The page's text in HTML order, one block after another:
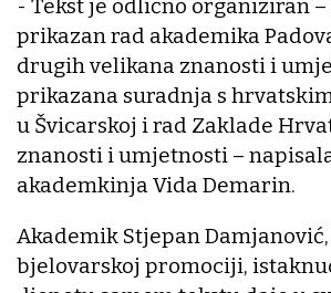
- Tekst je odlično organiziran
prikazan rad akademika
drugih velikana znanosti i
prikazana suradnja s
u Švicarskoj i rad Zaklade
znanosti i umjetnosti –
akademkinja Vida Demarin.
Akademik Stjepan
bjelovarskoj promociji,